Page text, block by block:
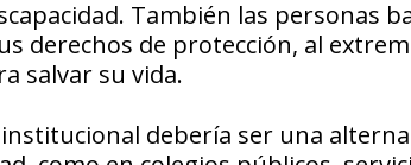
También las personas
derechos de protección, al
salvar su vida.
debería ser una